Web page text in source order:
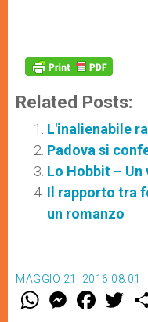
Related Posts:
L'inalienabile
Padova si
Lo Hobbit –
Il rapporto tra
un romanzo
MAGGIO 21, 2016 08:01
W M
e
F
a w